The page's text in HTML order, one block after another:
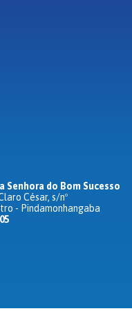
Senhora do Bom Sucesso
César, s/nº
- Pindamonhangaba